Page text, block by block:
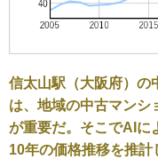
信太山駅（大阪府）の
は、地域の中古マンシ
が重要だ。そこでAIに
10年の価格推移を推